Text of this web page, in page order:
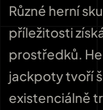
Různé herní
příležitosti
prostředků.
jackpoty tvoří
existenciálně